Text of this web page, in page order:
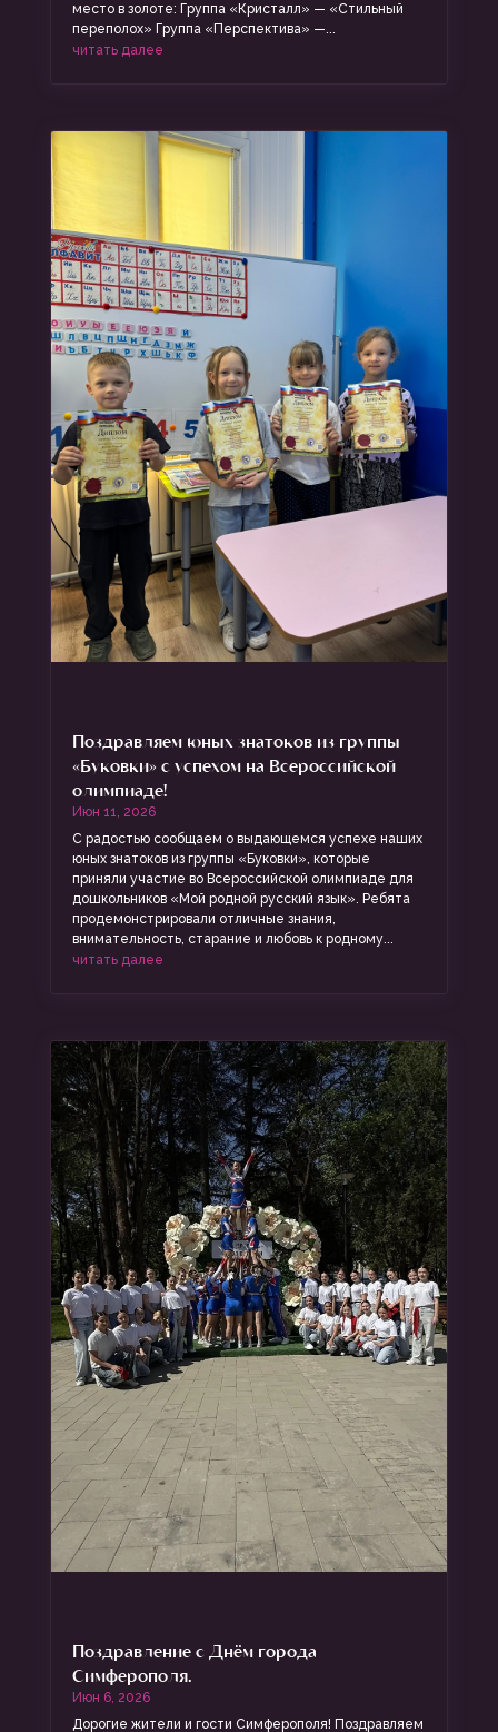
место в золоте: Группа «Кристалл» — «Стильный
переполох» Группа «Перспектива» —...
читать далее
Поздравляем юных знатоков из группы
«Буковки» с успехом на Всероссийской
олимпиаде!
Июн 11, 2026
С радостью сообщаем о выдающемся успехе наших
юных знатоков из группы «Буковки», которые
приняли участие во Всероссийской олимпиаде для
дошкольников «Мой родной русский язык». Ребята
продемонстрировали отличные знания,
внимательность, старание и любовь к родному...
читать далее
Поздравление с Днём города
Симферополя.
Июн 6, 2026
Дорогие жители и гости Симферополя! Поздравляем